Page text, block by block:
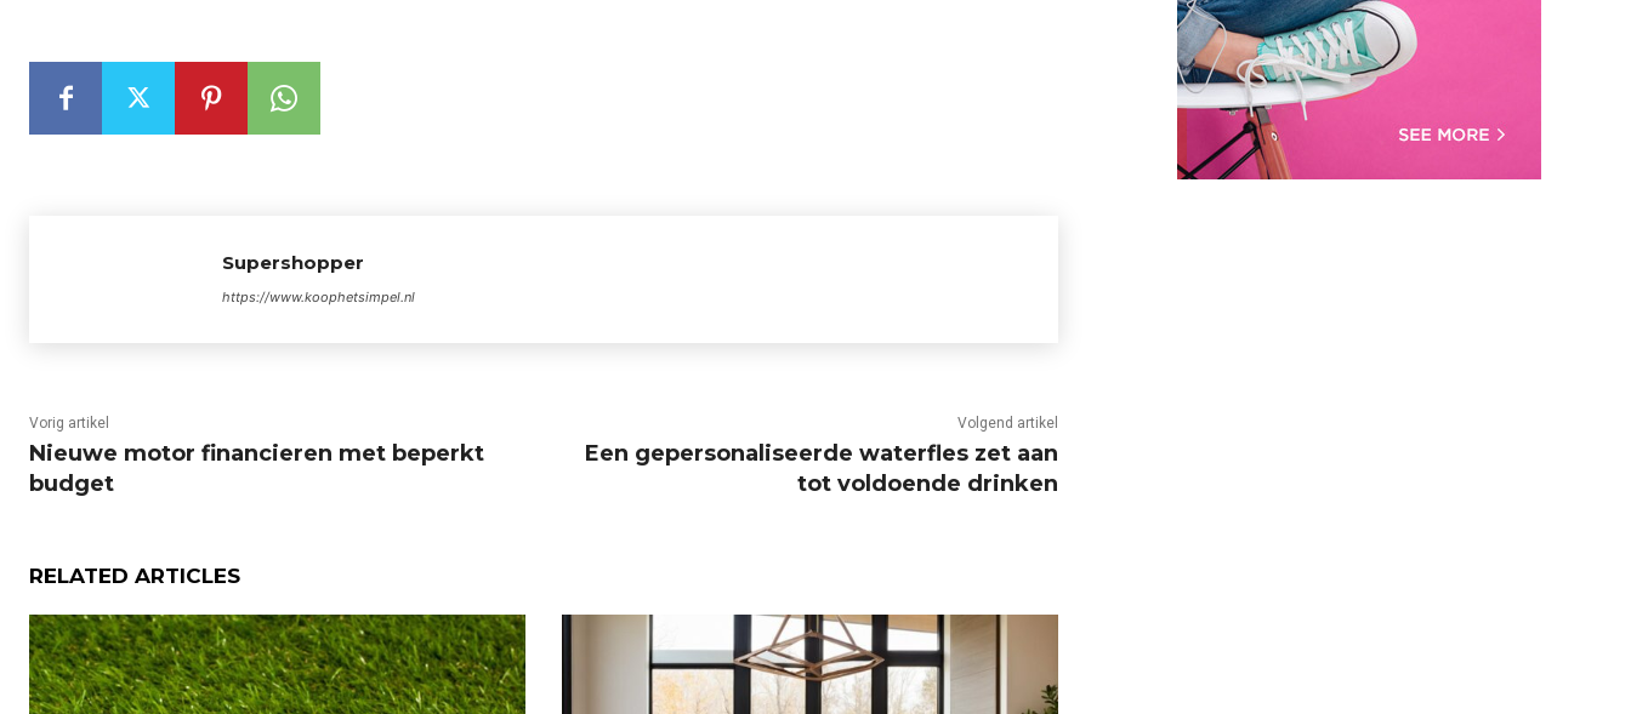
Supershopper
https://www.koophetsimpel.nl
Vorig artikel
Nieuwe motor financieren met beperkt
budget
Volgend artikel
Een gepersonaliseerde waterfles zet aan
tot voldoende drinken
RELATED ARTICLES